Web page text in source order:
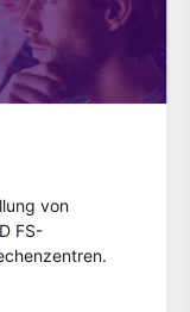
von
FS-